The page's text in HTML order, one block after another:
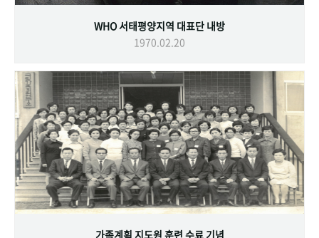
WHO 서태평양지역 대표단 내방
1970.02.20
가족계획 지도원 훈련 수료 기념